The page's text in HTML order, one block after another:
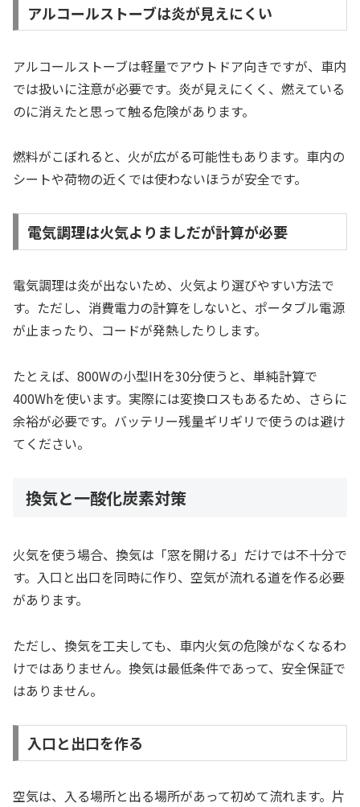
アルコールストーブは炎が見えにくい
アルコールストーブは軽量でアウトドア向きですが、車内
では扱いに注意が必要です。炎が見えにくく、燃えている
のに消えたと思って触る危険があります。
燃料がこぼれると、火が広がる可能性もあります。車内の
シートや荷物の近くでは使わないほうが安全です。
電気調理は火気よりましだが計算が必要
電気調理は炎が出ないため、火気より選びやすい方法で
す。ただし、消費電力の計算をしないと、ポータブル電源
が止まったり、コードが発熱したりします。
たとえば、800Wの小型IHを30分使うと、単純計算で
400Whを使います。実際には変換ロスもあるため、さらに
余裕が必要です。バッテリー残量ギリギリで使うのは避け
てください。
換気と一酸化炭素対策
火気を使う場合、換気は「窓を開ける」だけでは不十分で
す。入口と出口を同時に作り、空気が流れる道を作る必要
があります。
ただし、換気を工夫しても、車内火気の危険がなくなるわ
けではありません。換気は最低条件であって、安全保証で
はありません。
入口と出口を作る
空気は、入る場所と出る場所があって初めて流れます。片